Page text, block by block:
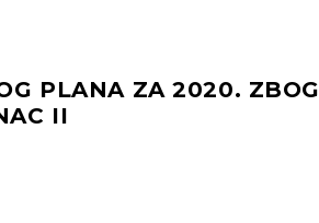
PLANA ZA 2020. ZBOG
II